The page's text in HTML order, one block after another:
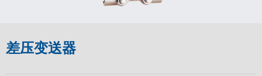
差压变送器